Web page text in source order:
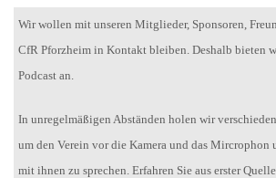
Wir wollen mit unseren Mitglieder, Sponsoren,
CfR Pforzheim in Kontakt bleiben. Deshalb bieten
Podcast an.
In unregelmäßigen Abständen holen wir
um den Verein vor die Kamera und das Mircrophon
mit ihnen zu sprechen. Erfahren Sie aus erster